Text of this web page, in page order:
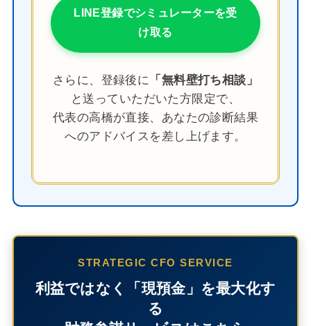
LINE登録でシミュレーターを受
け取る
さらに、登録後に 「無料壁打ち相談」
と送っていただいた方限定で、
代表の高橋が直接、あなたの診断結果
へのアドバイスを差し上げます。
STRATEGIC CFO SERVICE
利益ではなく「現預金」を最大化す
る